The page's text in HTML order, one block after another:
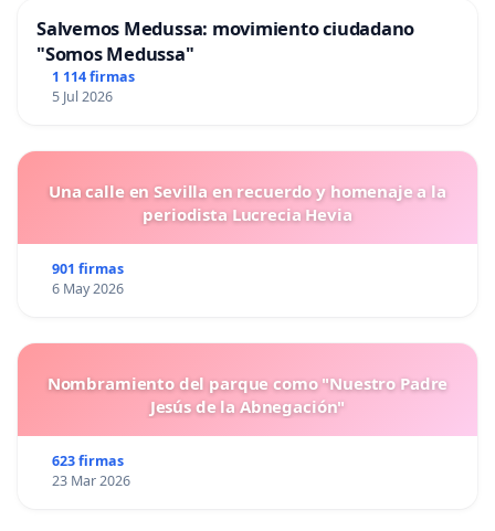
Salvemos Medussa: movimiento ciudadano
"Somos Medussa"
1 114 firmas
5 Jul 2026
Una calle en Sevilla en recuerdo y homenaje a la
periodista Lucrecia Hevia
901 firmas
6 May 2026
Nombramiento del parque como "Nuestro Padre
Jesús de la Abnegación"
623 firmas
23 Mar 2026